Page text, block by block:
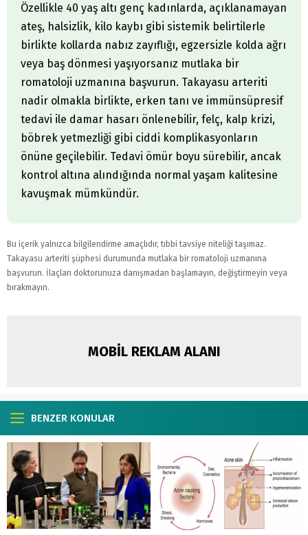
Özellikle 40 yaş altı genç kadınlarda, açıklanamayan
ateş, halsizlik, kilo kaybı gibi sistemik belirtilerle
birlikte kollarda nabız zayıflığı, egzersizle kolda ağrı
veya baş dönmesi yaşıyorsanız mutlaka bir
romatoloji uzmanına başvurun. Takayasu arteriti
nadir olmakla birlikte, erken tanı ve immünsüpresif
tedavi ile damar hasarı önlenebilir, felç, kalp krizi,
böbrek yetmezliği gibi ciddi komplikasyonların
önüne geçilebilir. Tedavi ömür boyu sürebilir, ancak
kontrol altına alındığında normal yaşam kalitesine
kavuşmak mümkündür.
Bu içerik yalnızca bilgilendirme amaçlıdır, tıbbi tavsiye niteliği taşımaz.
Takayasu arteriti şüphesi durumunda mutlaka bir romatoloji uzmanına
başvurun. İlaçları doktorunuza danışmadan başlamayın, değiştirmeyin veya
bırakmayın.
MOBİL REKLAM ALANI
BENZER KONULAR